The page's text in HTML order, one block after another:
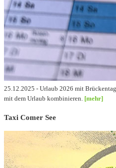
25.12.2025 - Urlaub 2026 mit
mit dem Urlaub kombinieren. [mehr]
Taxi Comer See